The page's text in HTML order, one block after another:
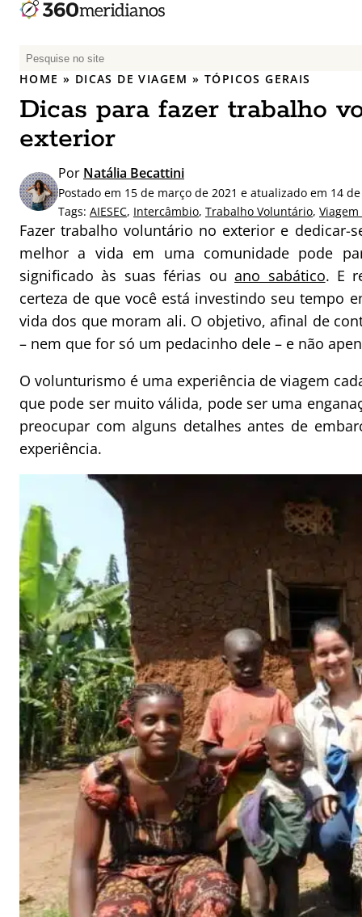
P
e
q
u
i
a
r
p
o
:
HOME » DICAS DE VIAGEM »TÓPICOS GERAIS
Dicas para fazer trabalho
exterior
Por Natália Becattini
Postado em 15 de março de 2021 e atualizado em 14
Tags: AIESEC, Intercâmbio, Trabalho Voluntário,
Fazer trabalho voluntário no exterior e dedicar-
melhor a vida em uma comunidade pode
significado às suas férias ouano sabático. E
certeza de que você está investindo seu tempo
vida dos que moram ali. O objetivo, afinal de
– nem que for só um pedacinho dele – e não
O volunturismo é uma experiência de viagem
que pode ser muito válida, pode ser uma
preocupar com alguns detalhes antes de
experiência.